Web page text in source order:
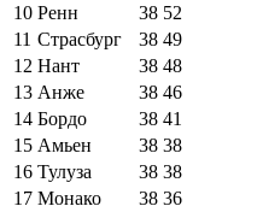
10 Ренн 38 52
11 Страсбург 38 49
12 Нант 38 48
13 Анже 38 46
14 Бордо 38 41
15 Амьен 38 38
16 Тулуза 38 38
17 Монако 38 36